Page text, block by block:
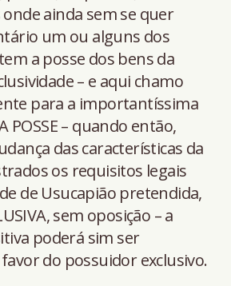
onde ainda sem se quer
um ou alguns dos
a posse dos bens da
– e aqui chamo
para a importantíssima
POSSE – quando então,
das características da
os requisitos legais
de Usucapião pretendida,
sem oposição – a
poderá sim ser
do possuidor exclusivo.